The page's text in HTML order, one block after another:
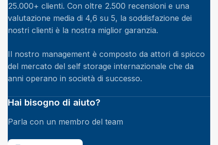
25.000+ clienti. Con oltre 2.500 recensioni e una
valutazione media di 4,6 su 5, la soddisfazione dei
nostri clienti è la nostra miglior garanzia.
Il nostro management è composto da attori di spicco
del mercato del self storage internazionale che da
anni operano in società di successo.
Hai bisogno di aiuto?
Parla con un membro del team